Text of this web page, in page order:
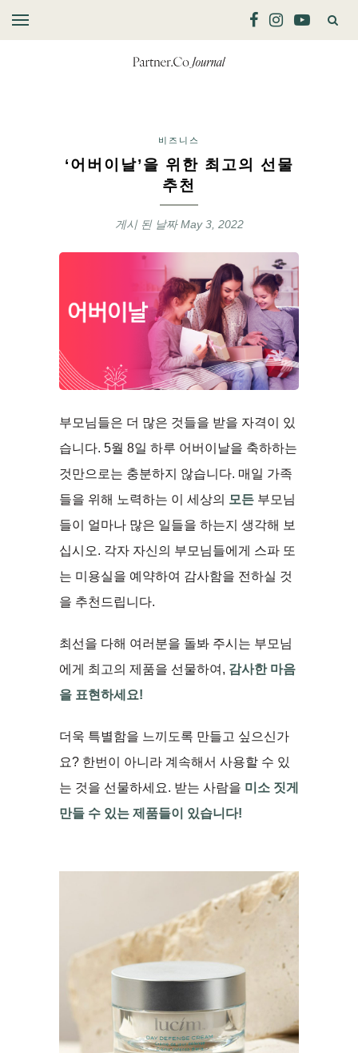
비즈니스
‘어버이날’을 위한 최고의 선물
추천
게시 된 날짜May 3, 2022
부모님들은 더 많은 것들을 받을 자격이 있
습니다. 5월 8일 하루 어버이날을 축하하는
것만으로는 충분하지 않습니다. 매일 가족
들을 위해 노력하는 이 세상의 모든 부모님
들이 얼마나 많은 일들을 하는지 생각해 보
십시오. 각자 자신의 부모님들에게 스파 또
는 미용실을 예약하여 감사함을 전하실 것
을 추천드립니다.
최선을 다해 여러분을 돌봐 주시는 부모님
에게 최고의 제품을 선물하여, 감사한 마음
을 표현하세요!
더욱 특별함을 느끼도록 만들고 싶으신가
요? 한번이 아니라 계속해서 사용할 수 있
는 것을 선물하세요. 받는 사람을 미소 짓게
만들 수 있는 제품들이 있습니다!